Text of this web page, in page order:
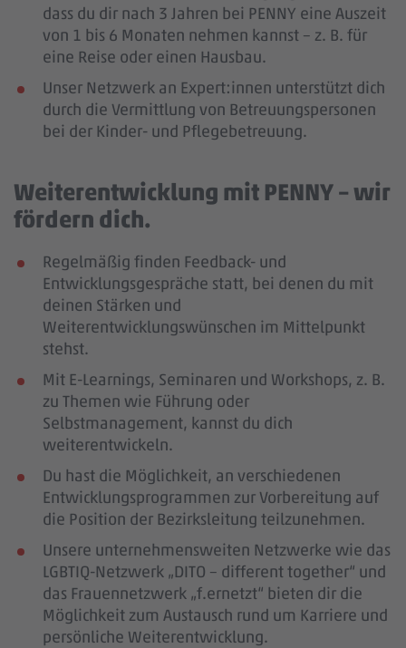
dass du dir nach 3 Jahren bei PENNY eine Auszeit
von 1 bis 6 Monaten nehmen kannst – z. B. für
eine Reise oder einen Hausbau.
Unser Netzwerk an Expert:innen unterstützt dich
durch die Vermittlung von Betreuungspersonen
bei der Kinder- und Pflegebetreuung.
Weiterentwicklung mit PENNY – wir
fördern dich.
Regelmäßig finden Feedback- und
Entwicklungsgespräche statt, bei denen du mit
deinen Stärken und
Weiterentwicklungswünschen im Mittelpunkt
stehst.
Mit E-Learnings, Seminaren und Workshops, z. B.
zu Themen wie Führung oder
Selbstmanagement, kannst du dich
weiterentwickeln.
Du hast die Möglichkeit, an verschiedenen
Entwicklungsprogrammen zur Vorbereitung auf
die Position der Bezirksleitung teilzunehmen.
Unsere unternehmensweiten Netzwerke wie das
LGBTIQ-Netzwerk „DITO – different together“ und
das Frauennetzwerk „f.ernetzt“ bieten dir die
Möglichkeit zum Austausch rund um Karriere und
persönliche Weiterentwicklung.